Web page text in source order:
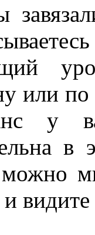
или по
у
видите